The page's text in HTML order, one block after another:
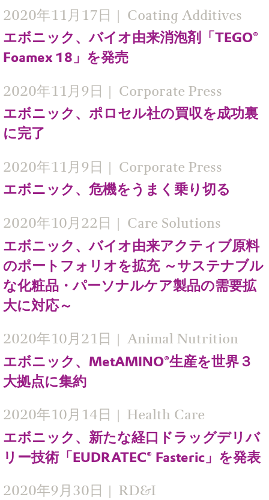
2020年11月17日
エボニック、バイオ由来消泡剤「TEGO®
Foamex 18」を発売
Coating Additives
2020年11月9日
エボニック、ポロセル社の買収を成功裏
に完了
Corporate Press
2020年11月9日
エボニック、危機をうまく乗り切る
Corporate Press
2020年10月22日
エボニック、バイオ由来アクティブ原料
のポートフォリオを拡充 ～サステナブル
な化粧品・パーソナルケア製品の需要拡
大に対応～
Care Solutions
2020年10月21日
エボニック、MetAMINO®生産を世界３
大拠点に集約
Animal Nutrition
2020年10月14日
エボニック、新たな経口ドラッグデリバ
リー技術「EUDRATEC® Fasteric」を発表
Health Care
2020年9月30日
RD&I